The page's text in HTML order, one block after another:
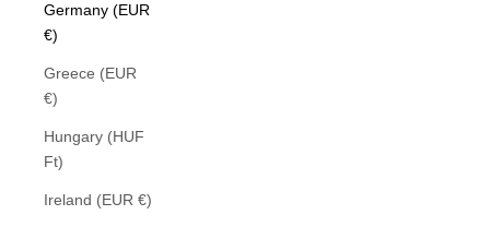
Germany (EUR
€)
Greece (EUR
€)
Hungary (HUF
Ft)
Ireland (EUR €)